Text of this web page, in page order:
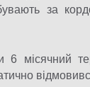
за
6 місячний